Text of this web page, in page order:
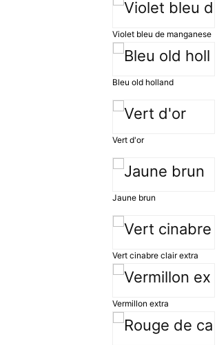
Violet bleu de manganese
Bleu old holland
Vert d'or
Jaune brun
Vert cinabre clair extra
Vermillon extra